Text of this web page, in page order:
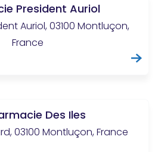
President Auriol
Auriol, 03100 Montluçon,
France
Des Iles
03100 Montluçon, France